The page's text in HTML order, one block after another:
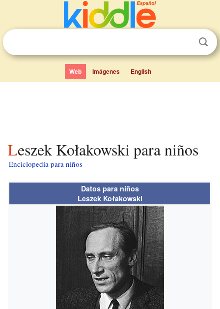
Web Imágenes English
Leszek Kołakowski para niños
Enciclopedia para niños
Datos para niños
Leszek Kołakowski